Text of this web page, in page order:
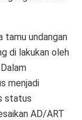
tamu undangan
di lakukan oleh
menjadi
status
AD/ART